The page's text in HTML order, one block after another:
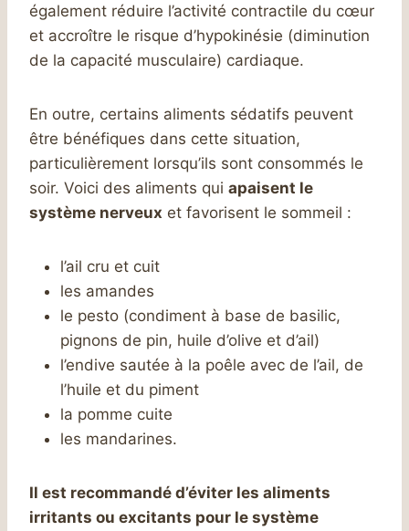
également réduire l’activité contractile du cœur
et accroître le risque d’hypokinésie (diminution
de la capacité musculaire) cardiaque.
En outre, certains aliments sédatifs peuvent
être bénéfiques dans cette situation,
particulièrement lorsqu’ils sont consommés le
soir. Voici des aliments qui apaisent le
système nerveux et favorisent le sommeil :
l’ail cru et cuit
les amandes
le pesto (condiment à base de basilic,
pignons de pin, huile d’olive et d’ail)
l’endive sautée à la poêle avec de l’ail, de
l’huile et du piment
la pomme cuite
les mandarines.
Il est recommandé d’éviter les aliments
irritants ou excitants pour le système